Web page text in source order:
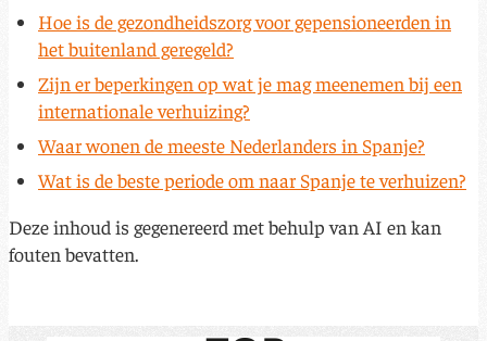
Hoe is de gezondheidszorg voor gepensioneerden in
het buitenland geregeld?
Zijn er beperkingen op wat je mag meenemen bij een
internationale verhuizing?
Waar wonen de meeste Nederlanders in Spanje?
Wat is de beste periode om naar Spanje te verhuizen?
Deze inhoud is gegenereerd met behulp van AI en kan
fouten bevatten.